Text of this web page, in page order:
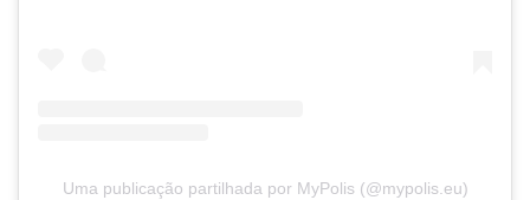
Uma publicação partilhada por MyPolis (@mypolis.eu)